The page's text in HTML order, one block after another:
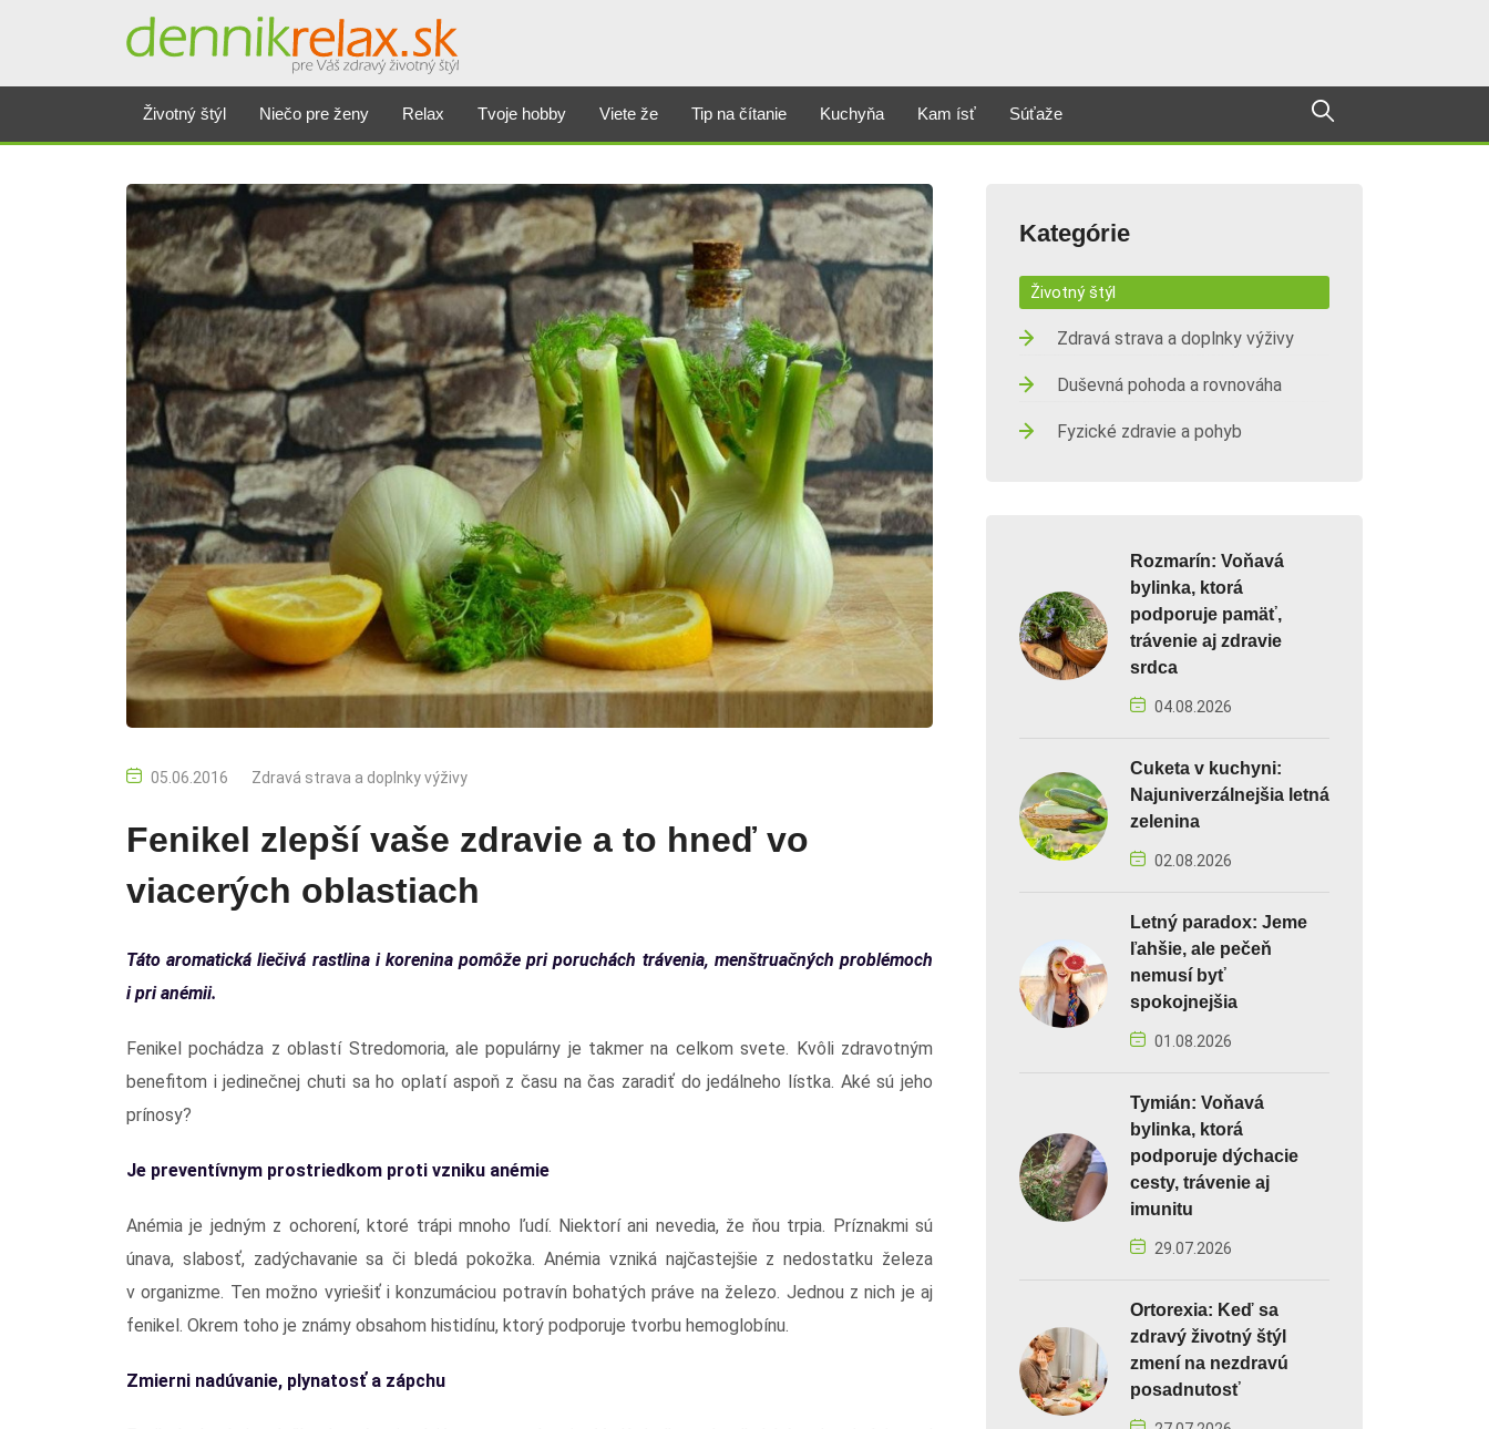
Životný štýl Niečo pre ženy Relax Tvoje hobby Viete že Tip na čítanie Kuchyňa Kam ísť Súťaže
05.06.2016 Zdravá strava a doplnky výživy
Fenikel zlepší vaše zdravie a to hneď vo
viacerých oblastiach
Táto aromatická liečivá rastlina i korenina pomôže pri poruchách trávenia, menštruačných problémoch
i pri anémii.
Fenikel pochádza z oblastí Stredomoria, ale populárny je takmer na celkom svete. Kvôli zdravotným
benefitom i jedinečnej chuti sa ho oplatí aspoň z času na čas zaradiť do jedálneho lístka. Aké sú jeho
prínosy?
Je preventívnym prostriedkom proti vzniku anémie
Anémia je jedným z ochorení, ktoré trápi mnoho ľudí. Niektorí ani nevedia, že ňou trpia. Príznakmi sú
únava, slabosť, zadýchavanie sa či bledá pokožka. Anémia vzniká najčastejšie z nedostatku železa
v organizme. Ten možno vyriešiť i konzumáciou potravín bohatých práve na železo. Jednou z nich je aj
fenikel. Okrem toho je známy obsahom histidínu, ktorý podporuje tvorbu hemoglobínu.
Zmierni nadúvanie, plynatosť a zápchu
Kategórie
Životný štýl
Zdravá strava a doplnky výživy
Duševná pohoda a rovnováha
Fyzické zdravie a pohyb
Rozmarín: Voňavá
bylinka, ktorá
podporuje pamäť,
trávenie aj zdravie
srdca
04.08.2026
Cuketa v kuchyni:
Najuniverzálnejšia letná
zelenina
02.08.2026
Letný paradox: Jeme
ľahšie, ale pečeň
nemusí byť
spokojnejšia
01.08.2026
Tymián: Voňavá
bylinka, ktorá
podporuje dýchacie
cesty, trávenie aj
imunitu
29.07.2026
Ortorexia: Keď sa
zdravý životný štýl
zmení na nezdravú
posadnutosť